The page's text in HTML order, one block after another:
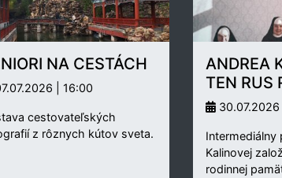
NA CESTÁCH
| 16:00
cestovateľských
z rôznych kútov sveta.
ANDREA
TEN RUS
Intermediálny
Kalinovej
rodinnej